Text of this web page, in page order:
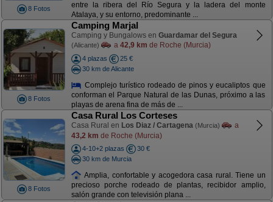
8 Fotos
entre la ribera del Río Segura y la ladera del monte
Atalaya, y su entorno, predominante ...
8 Fotos
Camping Marjal
Camping y Bungalows en Guardamar del Segura
(Alicante) a 42,9 km de Roche (Murcia)
4 plazas
25 €
30 km de Alicante
Complejo turístico rodeado de pinos y eucaliptos que
conforman el Parque Natural de las Dunas, próximo a las
playas de arena fina de más de ...
8 Fotos
Casa Rural Los Corteses
Casa Rural en Los Diaz / Cartagena (Murcia)
a
43,2 km de Roche (Murcia)
4-10+2 plazas
30 €
30 km de Murcia
Amplia, confortable y acogedora casa rural. Tiene un
precioso porche rodeado de plantas, recibidor amplio,
salón grande con televisión plana ...